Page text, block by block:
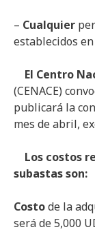
– Cualquier
establecidos
El Centro
(CENACE)
publicará la
mes de abril,
Los costos
subastas son:
Costode la
será de 5,000